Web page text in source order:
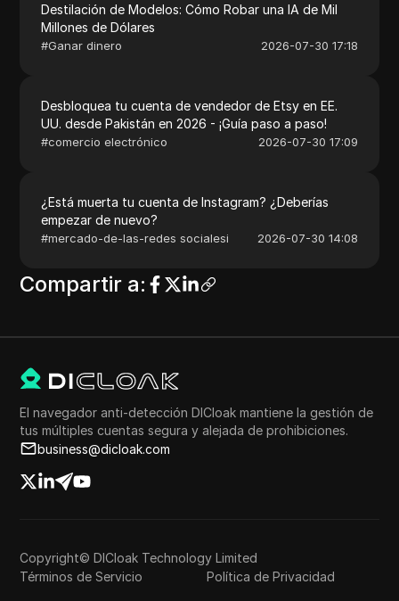
Destilación de Modelos: Cómo Robar una IA de Mil
Millones de Dólares
#Ganar dinero 2026-07-30 17:18
Desbloquea tu cuenta de vendedor de Etsy en EE.
UU. desde Pakistán en 2026 - ¡Guía paso a paso!
#comercio electrónico 2026-07-30 17:09
¿Está muerta tu cuenta de Instagram? ¿Deberías
empezar de nuevo?
#mercado-de-las-redes socialesi 2026-07-30 14:08
Compartir a:
El navegador anti-detección DICloak mantiene la gestión de
tus múltiples cuentas segura y alejada de prohibiciones.
business@dicloak.com
Copyright© DICloak Technology Limited
Términos de Servicio
Política de Privacidad